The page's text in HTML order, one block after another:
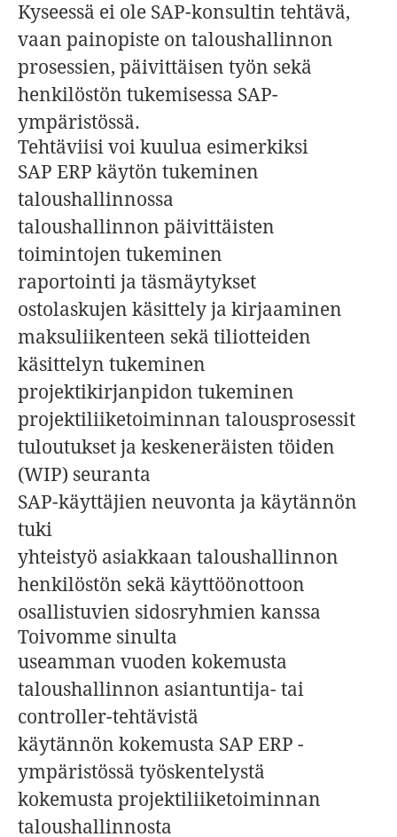
Kyseessä ei ole SAP-konsultin tehtävä,
vaan painopiste on taloushallinnon
prosessien, päivittäisen työn sekä
henkilöstön tukemisessa SAP-
ympäristössä.
Tehtäviisi voi kuulua esimerkiksi
SAP ERP käytön tukeminen
taloushallinnossa
taloushallinnon päivittäisten
toimintojen tukeminen
raportointi ja täsmäytykset
ostolaskujen käsittely ja kirjaaminen
maksuliikenteen sekä tiliotteiden
käsittelyn tukeminen
projektikirjanpidon tukeminen
projektiliiketoiminnan talousprosessit
tuloutukset ja keskeneräisten töiden
(WIP) seuranta
SAP-käyttäjien neuvonta ja käytännön
tuki
yhteistyö asiakkaan taloushallinnon
henkilöstön sekä käyttöönottoon
osallistuvien sidosryhmien kanssa
Toivomme sinulta
useamman vuoden kokemusta
taloushallinnon asiantuntija- tai
controller-tehtävistä
käytännön kokemusta SAP ERP -
ympäristössä työskentelystä
kokemusta projektiliiketoiminnan
taloushallinnosta